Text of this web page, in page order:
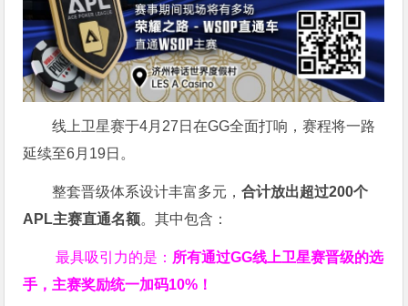
线上卫星赛于4月27日在GG全面打响，赛程将一路
延续至6月19日。
整套晋级体系设计丰富多元，合计放出超过200个
APL主赛直通名额。其中包含：
最具吸引力的是： 所有通过GG线上卫星赛晋级的选
手，主赛奖励统一加码10% ！